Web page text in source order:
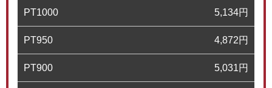
PT1000 5,134円
PT950 4,872円
PT900 5,031円